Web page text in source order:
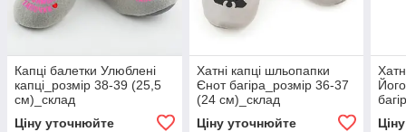
Капці балетки Улюблені
капці_розмір 38-39 (25,5
см)_склад
Ціну уточнюйте
Хатні капці шльопапки
Єнот багіра_розмір 36-37
(24 см)_склад
Ціну уточнюйте